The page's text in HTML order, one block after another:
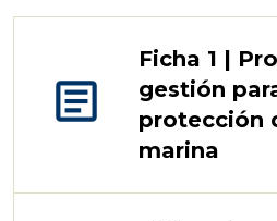
article
Ficha 1 |
gestión
protección
marina